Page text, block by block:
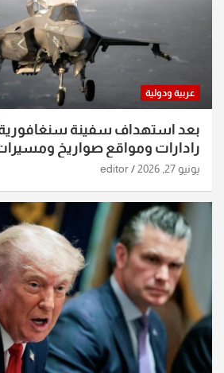
عربية ودولية
بعد استهداف سفينة
رادارات ومواقع صواريخ
الساعات الماضية
يونيو 27, 2026 editor